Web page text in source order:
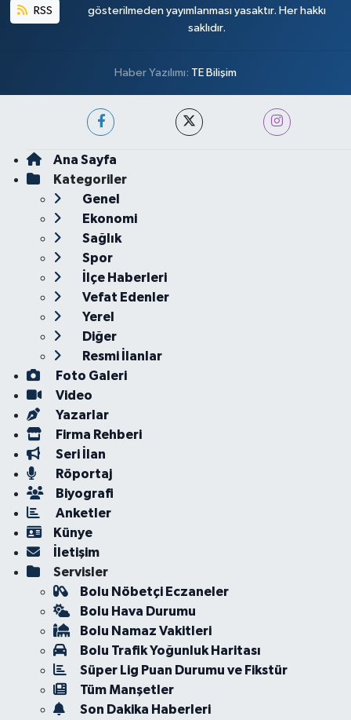
RSS
gösterilmeden yayımlanması yasaktır. Her hakkı
saklıdır.
Haber Yazılımı: TE Bilişim
Ana Sayfa
Kategoriler
Genel
Ekonomi
Sağlık
Spor
İlçe Haberleri
Vefat Edenler
Yerel
Diğer
Resmi İlanlar
Foto Galeri
Video
Yazarlar
Firma Rehberi
Seri İlan
Röportaj
Biyografi
Anketler
Künye
İletişim
Servisler
Bolu Nöbetçi Eczaneler
Bolu Hava Durumu
Bolu Namaz Vakitleri
Bolu Trafik Yoğunluk Haritası
Süper Lig Puan Durumu ve Fikstür
Tüm Manşetler
Son Dakika Haberleri